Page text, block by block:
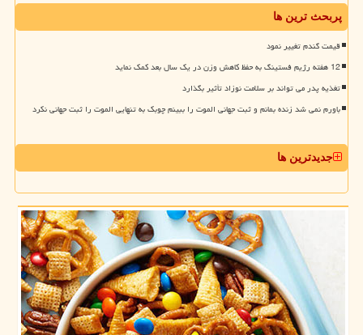
پربحث ترین ها
قیمت گندم تغییر نمود
12 هفته رژیم فستینگ به حفظ کاهش وزن در یک سال بعد کمک نماید
تغذیه پدر می تواند بر سلامت نوزاد تأثیر بگذارد
باورم نمی شد زنده بمانم و ثبت جهانی الموت را ببینم چوبک به تنهایی الموت را ثبت جهانی نکرد
جدیدترین ها